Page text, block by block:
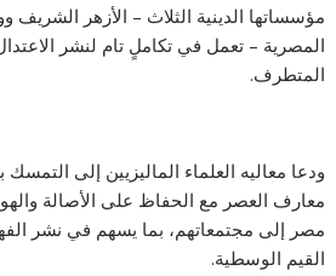
مؤسساتها الدينية الثلاث – الأزهر الشريف
المصرية – تعمل في تكاملٍ تام لنشر
المتطرف.
ودعا معاليه العلماء الماليزيين إلى التمسك
معارف العصر مع الحفاظ على الأصالة
مصر إلى مجتمعاتهم، بما يسهم في نشر
القيم الوسطية.